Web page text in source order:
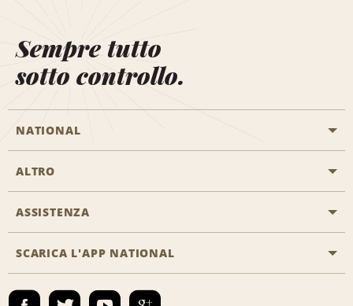
Sempre tutto
sotto controllo.
NATIONAL
Inizia una prenotazione
Programmi business
Emerald Club Accedi
ALTRO
Offerte di lavoro
ASSISTENZA
Accessibilità
Contatti
SCARICA L'APP NATIONAL